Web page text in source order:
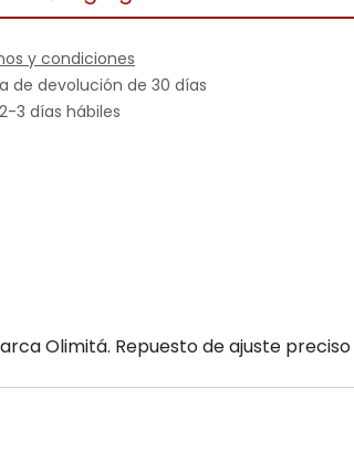
y condiciones
de devolución de 30 días
3 días hábiles
Olimitá. Repuesto de ajuste